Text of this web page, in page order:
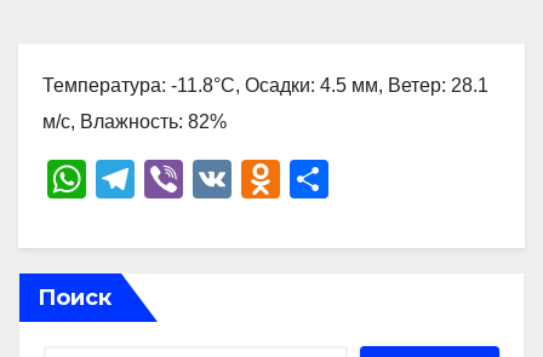
Температура: -11.8°C, Осадки: 4.5 мм, Ветер: 28.1
м/с, Влажность: 82%
W
at
s
A
T
e
gr
a
Vi
er
V
O
n
р
Поиск